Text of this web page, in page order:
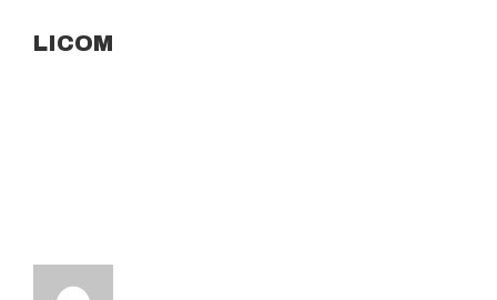
LICOM